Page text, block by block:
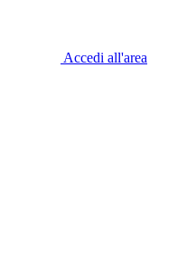
Accedi all'area